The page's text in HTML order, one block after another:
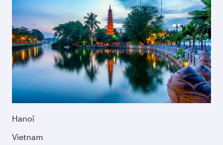
Hanoï
Vietnam